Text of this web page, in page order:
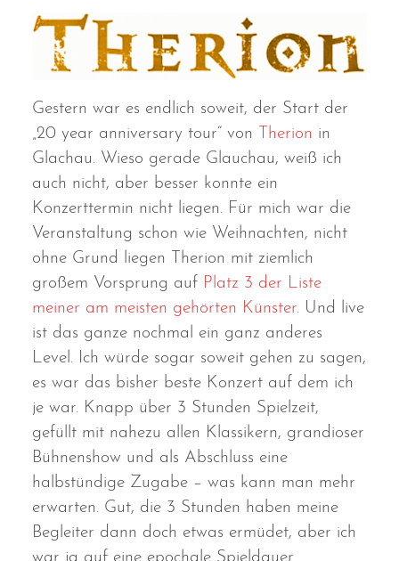
Gestern war es endlich soweit, der Start der
„20 year anniversary tour“ von
Therion in
Glachau. Wieso gerade Glauchau, weiß ich
auch nicht, aber besser konnte ein
Konzerttermin nicht liegen. Für mich war die
Veranstaltung schon wie Weihnachten, nicht
ohne Grund liegen Therion mit ziemlich
großem Vorsprung auf Platz 3 der Liste
meiner am meisten gehörten Künster. Und live
ist das ganze nochmal ein ganz anderes
Level. Ich würde sogar soweit gehen zu sagen,
es war das bisher beste Konzert auf dem ich
je war. Knapp über 3 Stunden Spielzeit,
gefüllt mit nahezu allen Klassikern, grandioser
Bühnenshow und als Abschluss eine
halbstündige Zugabe – was kann man mehr
erwarten. Gut, die 3 Stunden haben meine
Begleiter dann doch etwas ermüdet, aber ich